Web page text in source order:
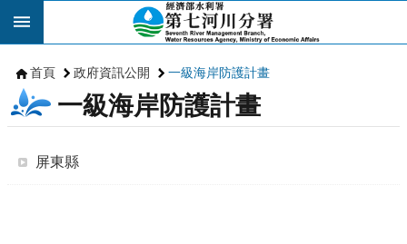
跳到主要內容區塊
首頁 政府資訊公開 一級海岸防護計畫
一級海岸防護計畫
屏東縣